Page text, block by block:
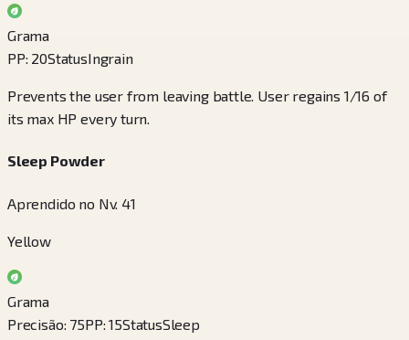
Grama
PP: 20StatusIngrain
Prevents the user from leaving battle. User regains 1/16 of
its max HP every turn.
Sleep Powder
Aprendido no Nv. 41
Yellow
Grama
Precisão: 75PP:15StatusSleep